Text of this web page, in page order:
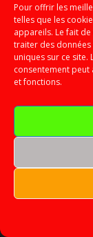
Pour offrir les
telles que les
appareils. Le fait
traiter des
uniques sur ce
consentement
et fonctions.
ALBUM 07 :
FOSSE H : 18/